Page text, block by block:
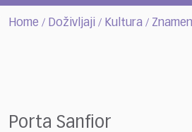
Home / Doživljaji / Kultura /
Porta Sanfior